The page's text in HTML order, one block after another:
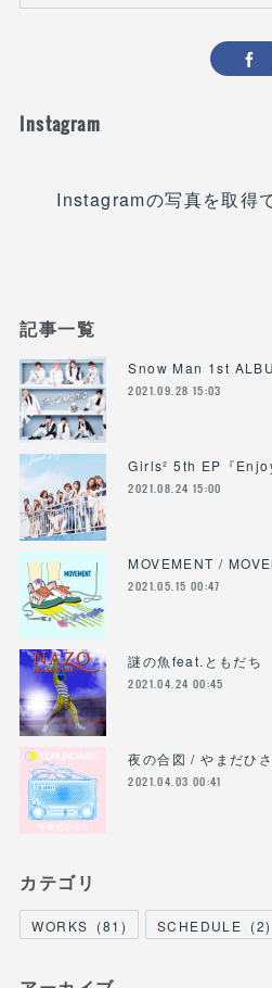
Instagram
Instagramの写真を取得
記事一覧
Snow Man 1st
2021.09.28 15:03
Girls² 5th EP『
2021.08.24 15:00
MOVEMENT /
2021.05.15 00:47
謎の魚feat.ともだち
2021.04.24 00:45
夜の合図 / やまだひ
2021.04.03 00:41
カテゴリ
WORKS (81 ) SCHEDULE (2)